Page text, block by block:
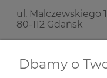
ul. Malczewskiego
80-112 Gdańsk
Dbamy o